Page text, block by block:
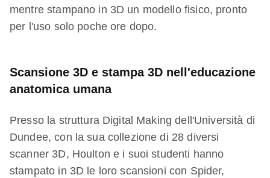
mentre stampano in 3D un modello fisico, pronto
per l'uso solo poche ore dopo.
Scansione 3D e stampa 3D nell'educazione
anatomica umana
Presso la struttura Digital Making dell'Università di
Dundee, con la sua collezione di 28 diversi
scanner 3D, Houlton e i suoi studenti hanno
stampato in 3D le loro scansioni con Spider,